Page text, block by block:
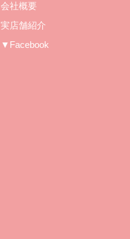
会社概要
実店舗紹介
▼Facebook